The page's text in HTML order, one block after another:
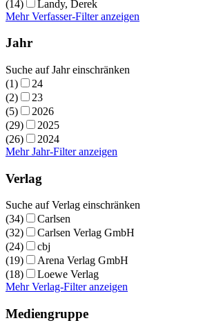
(14)
Landy, Derek
Mehr Verfasser-Filter anzeigen
Jahr
Suche auf Jahr einschränken
(1)
24
(2)
23
(5)
2026
(29)
2025
(26)
2024
Mehr Jahr-Filter anzeigen
Verlag
Suche auf Verlag einschränken
(34)
Carlsen
(32)
Carlsen Verlag GmbH
(24)
cbj
(19)
Arena Verlag GmbH
(18)
Loewe Verlag
Mehr Verlag-Filter anzeigen
Mediengruppe